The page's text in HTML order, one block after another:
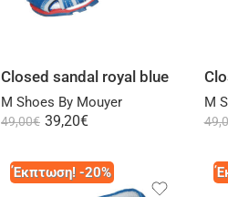
Closed sandal royal blue
M Shoes By Mouyer
49,00€ 39,20€
M
Έκπτωση! -20%